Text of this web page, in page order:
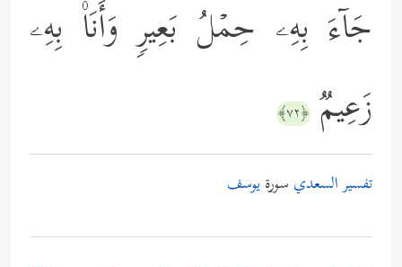
جَاۤءَ بِهِۦ حِمۡلُ بَعِیرࣲ وَأَنَا۠ بِهِۦ
زَعِیمࣱ ﴿٧٢﴾
تفسير السعدي سورةيوسف